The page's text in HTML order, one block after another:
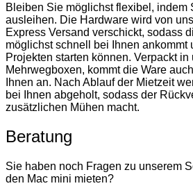
Bleiben Sie möglichst flexibel, indem
ausleihen. Die Hardware wird von
Express Versand verschickt, sodass
möglichst schnell bei Ihnen ankommt
Projekten starten können. Verpackt
Mehrwegboxen, kommt die Ware
Ihnen an. Nach Ablauf der Mietzeit
bei Ihnen abgeholt, sodass der
zusätzlichen Mühen macht.
Beratung
Sie haben noch Fragen zu unserem
den Mac mini mieten?